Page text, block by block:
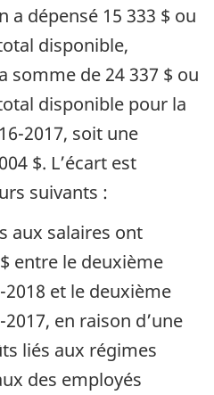
a dépensé 15 333 $ ou
disponible,
somme de 24 337 $ ou
disponible pour la
2017, soit une
$. L’écart est
suivants :
aux salaires ont
entre le deuxième
et le deuxième
en raison d’une
liés aux régimes
des employés